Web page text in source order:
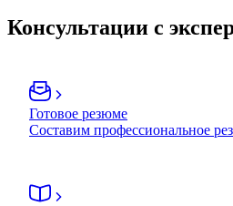
Консультации с
Готовое резюме
Составим профессиональное